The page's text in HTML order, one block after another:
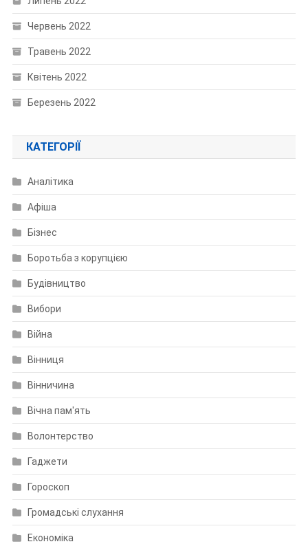
Червень 2022
Травень 2022
Квітень 2022
Березень 2022
КАТЕГОРІЇ
Аналітика
Афіша
Бізнес
Боротьба з корупцією
Будівництво
Вибори
Війна
Вінниця
Вінничина
Вічна пам'ять
Волонтерство
Гаджети
Гороскоп
Громадські слухання
Економіка